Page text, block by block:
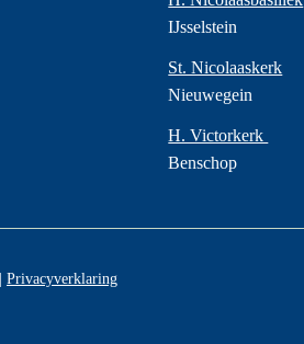
IJsselstein
St. Nicolaaskerk
Nieuwegein
H. Victorkerk
Benschop
Privacyverklaring